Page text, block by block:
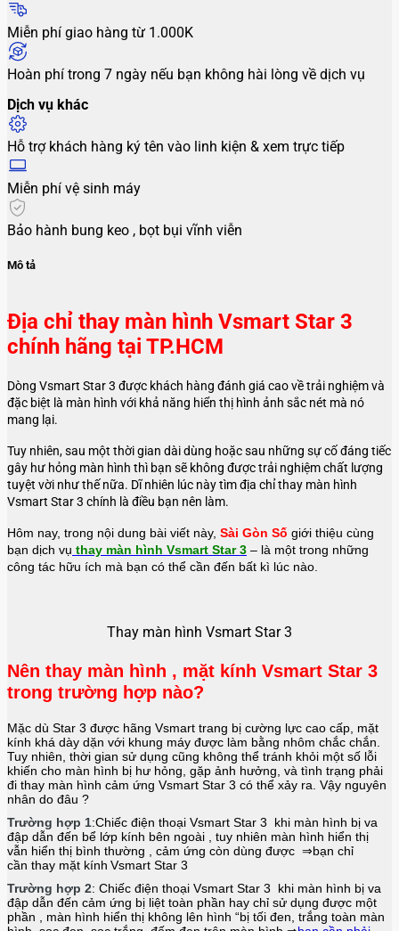
Miễn phí giao hàng từ 1.000K
Hoàn phí trong 7 ngày nếu bạn không hài lòng về dịch vụ
Dịch vụ khác
Hỗ trợ khách hàng ký tên vào linh kiện & xem trực tiếp
Miễn phí vệ sinh máy
Bảo hành bung keo , bọt bụi vĩnh viễn
Mô tả
Địa chỉ thay màn hình Vsmart Star 3
chính hãng tại TP.HCM
Dòng Vsmart Star 3 được khách hàng đánh giá cao về trải nghiệm và
đặc biệt là màn hình với khả năng hiển thị hình ảnh sắc nét mà nó
mang lại.
Tuy nhiên, sau một thời gian dài dùng hoặc sau những sự cố đáng tiếc
gây hư hỏng màn hình thì bạn sẽ không được trải nghiệm chất lượng
tuyệt vời như thế nữa. Dĩ nhiên lúc này tìm địa chỉ thay màn hình
Vsmart Star 3 chính là điều bạn nên làm.
Hôm nay, trong nội dung bài viết này, Sài Gòn Số giới thiệu cùng
bạn dịch vụ thay màn hình Vsmart Star 3 – là một trong những
công tác hữu ích mà bạn có thể cần đến bất kì lúc nào.
Thay màn hình Vsmart Star 3
Nên thay màn hình , mặt kính Vsmart Star 3
trong trường hợp nào?
Mặc dù Star 3 được hãng Vsmart trang bị cường lực cao cấp, mặt
kính khá dày dặn với khung máy được làm bằng nhôm chắc chắn.
Tuy nhiên, thời gian sử dụng cũng không thể tránh khỏi một số lỗi
khiến cho màn hình bị hư hỏng, gặp ảnh hưởng, và tình trạng phải
đi thay màn hình cảm ứng Vsmart Star 3 có thể xảy ra. Vậy nguyên
nhân do đâu ?
Trường hợp 1:Chiếc điện thoại Vsmart Star 3
khi màn hình bị va
đập dẫn đến bể lớp kính bên ngoài , tuy nhiên màn hình hiển thị
vẫn hiển thị bình thường , cảm ứng còn dùng được ⇒bạn chỉ
cần thay mặt kính Vsmart Star 3
Trường hợp 2: Chiếc điện thoại Vsmart Star 3
khi màn hình bị va
đập dẫn đến cảm ứng bị liệt toàn phần hay chỉ sử dụng được một
phần , màn hình hiển thị không lên hình “bị tối đen, trắng toàn màn